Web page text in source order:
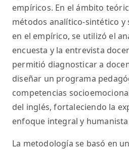
empíricos. En el ámbito
métodos analítico-sintético
en el empírico, se utilizó el
encuesta y la entrevista
permitió diagnosticar a
diseñar un programa
competencias
del inglés, fortaleciendo la
enfoque integral y
La metodología se basó en